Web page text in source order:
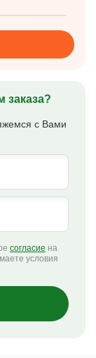
с Вами
согласие на
условия